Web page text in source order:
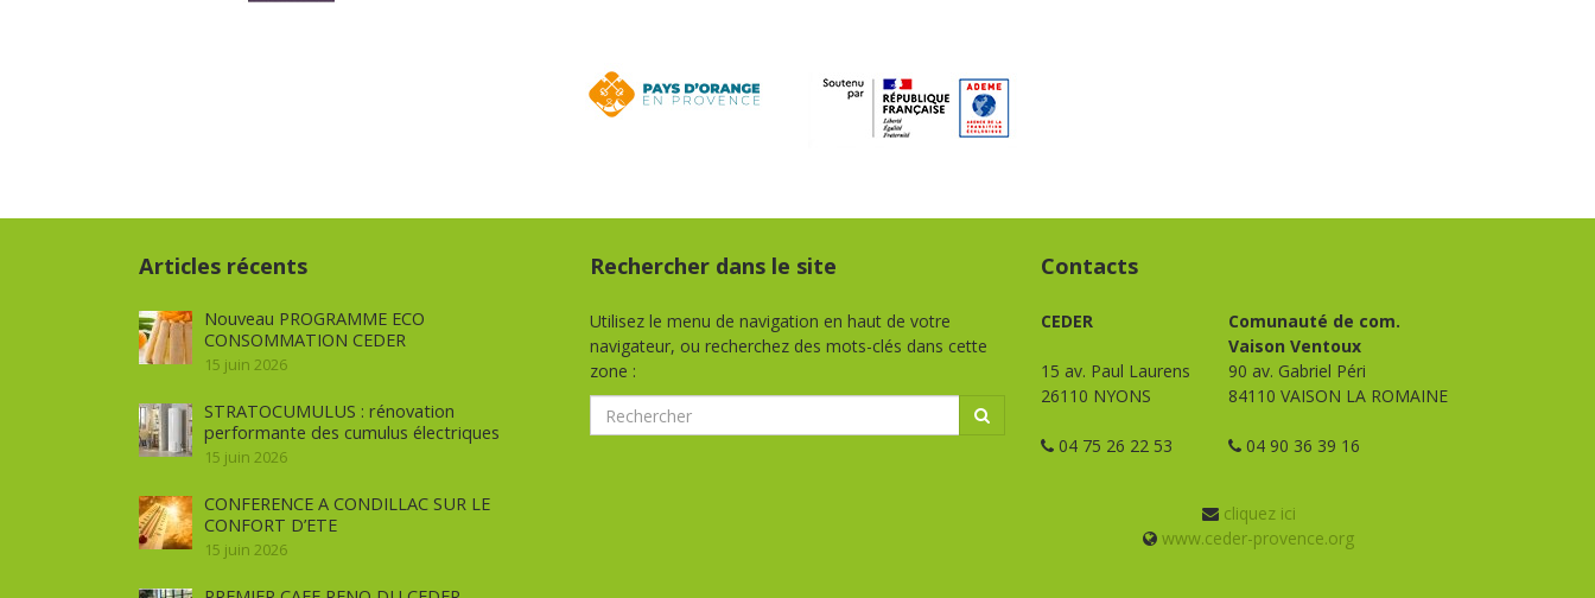
Articles récents
Nouveau PROGRAMME ECO
CONSOMMATION CEDER
15 juin 2026
STRATOCUMULUS : rénovation
performante des cumulus électriques
15 juin 2026
CONFERENCE A CONDILLAC SUR LE
CONFORT D’ETE
15 juin 2026
Rechercher dans le site
Utilisez le menu de navigation en haut de votre
navigateur, ou recherchez des mots-clés dans cette
zone :
Contacts
CEDER
15 av. Paul Laurens
26110 NYONS
04 75 26 22 53
Comunauté de com.
Vaison Ventoux
90 av. Gabriel Péri
84110 VAISON LA ROMAINE
04 90 36 39 16
cliquez ici
www.ceder-provence.org